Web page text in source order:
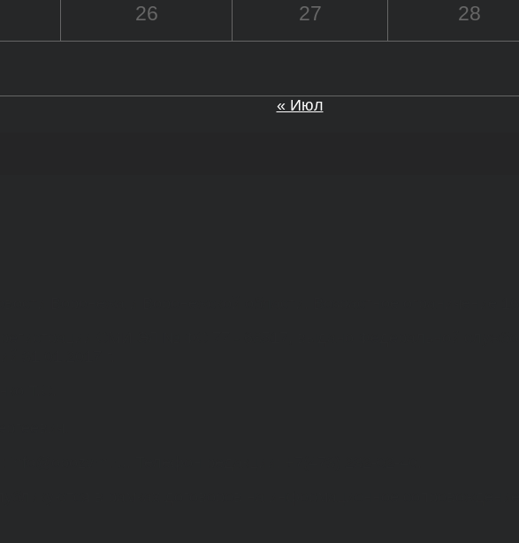
26 27 28
« Июл